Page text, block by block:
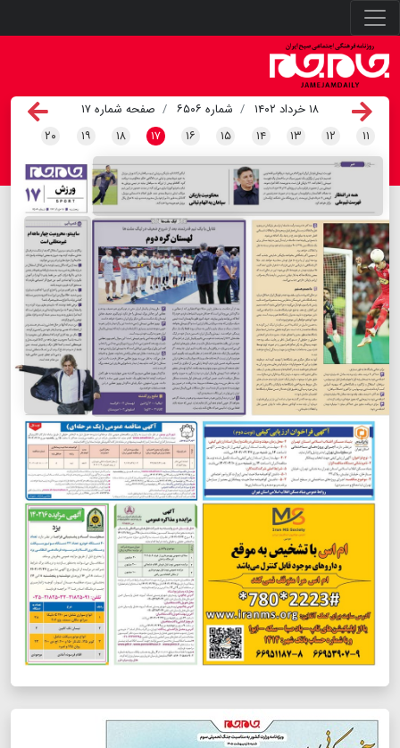
۱۸ خرداد ۱۴۰۲ شماره ۶۵۰۶
صفحه شماره ۱۷
۱۱ ۱۲ ۱۳ ۱۴ ۱۵ ۱۶ ۱۷ ۱۸ ۱۹ ۲۰